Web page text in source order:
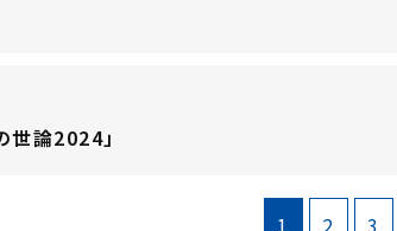
論2024」
1 2 3